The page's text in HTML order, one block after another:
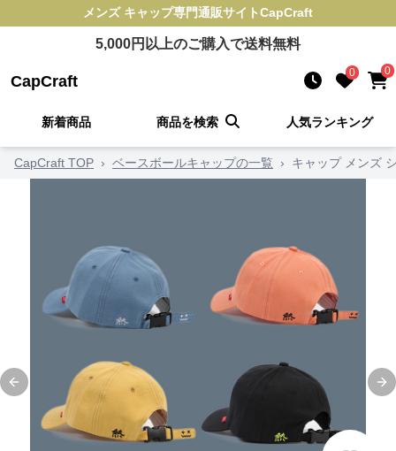
メンズ キャップ専門通販サイトCapCraft
5,000円以上のご購入で送料無料
CapCraft 0 0
新着商品 商品を検索 人気ランキング
CapCraft TOP › ベースボールキャップの一覧 › キャップ メンズ
Previous slide